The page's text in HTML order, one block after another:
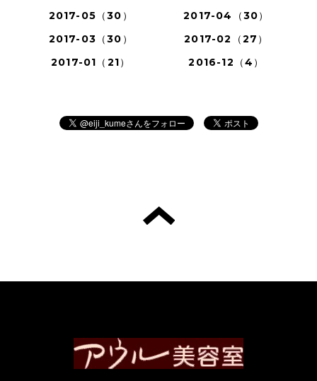
2017-05（30）
2017-04（30）
2017-03（30）
2017-02（27）
2017-01（21）
2016-12（4）